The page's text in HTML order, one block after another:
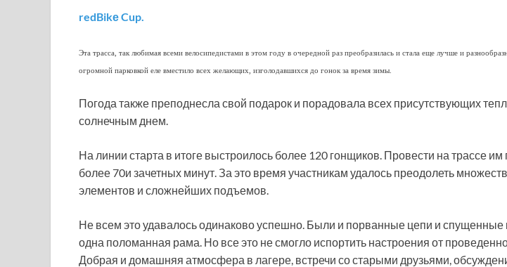
redBikе Cup.
Эта трасса, так любимая всеми велосипедистами в этом году в очередной раз преобразилась и стала еще лучше и
огромной парковкой еле вместило всех желающих, изголодавшихся до гонок за время зимы.
Погода также преподнесла свой подарок и порадовала всех присутствующих
солнечным днем.
На линии старта в итоге выстроилось более 120 гонщиков. Провести на трассе им
более 70и зачетных минут. За это время участникам удалось преодолеть
элементов и сложнейших подъемов.
Не всем это удавалось одинаково успешно. Были и порванные цепи и
одна поломанная рама. Но все это не смогло испортить настроения от
Добрая и домашняя атмосфера в лагере, встречи со старыми друзьями,